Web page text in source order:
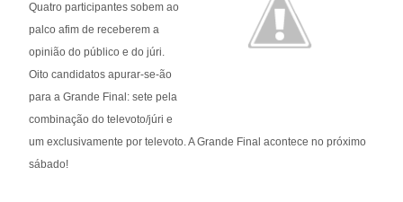
Quatro participantes sobem ao
palco afim de receberem a
opinião do público e do júri.
Oito candidatos apurar-se-ão
para a Grande Final: sete pela
combinação do televoto/júri e
um exclusivamente por televoto. A Grande Final acontece no próximo
sábado!